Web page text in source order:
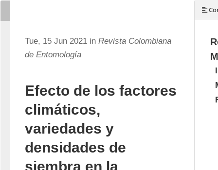
Tue, 15 Jun 2021 in Revista Colombiana
de Entomología
Efecto de los factores
climáticos,
variedades y
densidades de
siembra en la